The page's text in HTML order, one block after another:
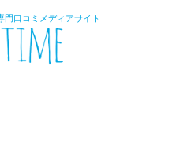
門口コミメディアサイト